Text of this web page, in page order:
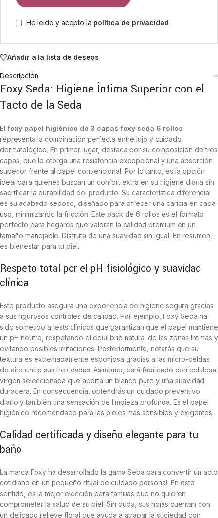
He leído y acepto la política de privacidad
Añadir a la lista de deseos
Descripción
Foxy Seda: Higiene Íntima Superior con el
Tacto de la Seda
El foxy papel higiénico de 3 capas foxy seda 6 rollos
representa la combinación perfecta entre lujo y cuidado
dermatológico. En primer lugar, destaca por su composición de tres
capas, que le otorga una resistencia excepcional y una absorción
superior frente al papel convencional. Por lo tanto, es la opción
ideal para quienes buscan un confort extra en su higiene diaria sin
sacrificar la durabilidad del producto. Su característica diferencial
es su acabado sedoso, diseñado para ofrecer una caricia en cada
uso, minimizando la fricción. Este pack de 6 rollos es el formato
perfecto para hogares que valoran la calidad premium en un
tamaño manejable. Disfruta de una suavidad sin igual. En resumen,
es bienestar para tu piel.
Respeto total por el pH fisiológico y suavidad
clínica
Este producto asegura una experiencia de higiene segura gracias
a sus rigurosos controles de calidad. Por ejemplo, Foxy Seda ha
sido sometido a tests clínicos que garantizan que el papel mantiene
un pH neutro, respetando el equilibrio natural de las zonas íntimas y
evitando posibles irritaciones. Posteriormente, notarás que su
textura es extremadamente esponjosa gracias a las micro-celdas
de aire entre sus tres capas. Asimismo, está fabricado con celulosa
virgen seleccionada que aporta un blanco puro y una suavidad
duradera. En consecuencia, obtendrás un cuidado preventivo
diario y también una sensación de limpieza profunda. Es el papel
higiénico recomendado para las pieles más sensibles y exigentes.
Calidad certificada y diseño elegante para tu
baño
La marca Foxy ha desarrollado la gama Seda para convertir un acto
cotidiano en un pequeño ritual de cuidado personal. En este
sentido, es la mejor elección para familias que no quieren
comprometer la salud de su piel. Sin duda, sus hojas cuentan con
un delicado relieve floral que ayuda a atrapar la suciedad con